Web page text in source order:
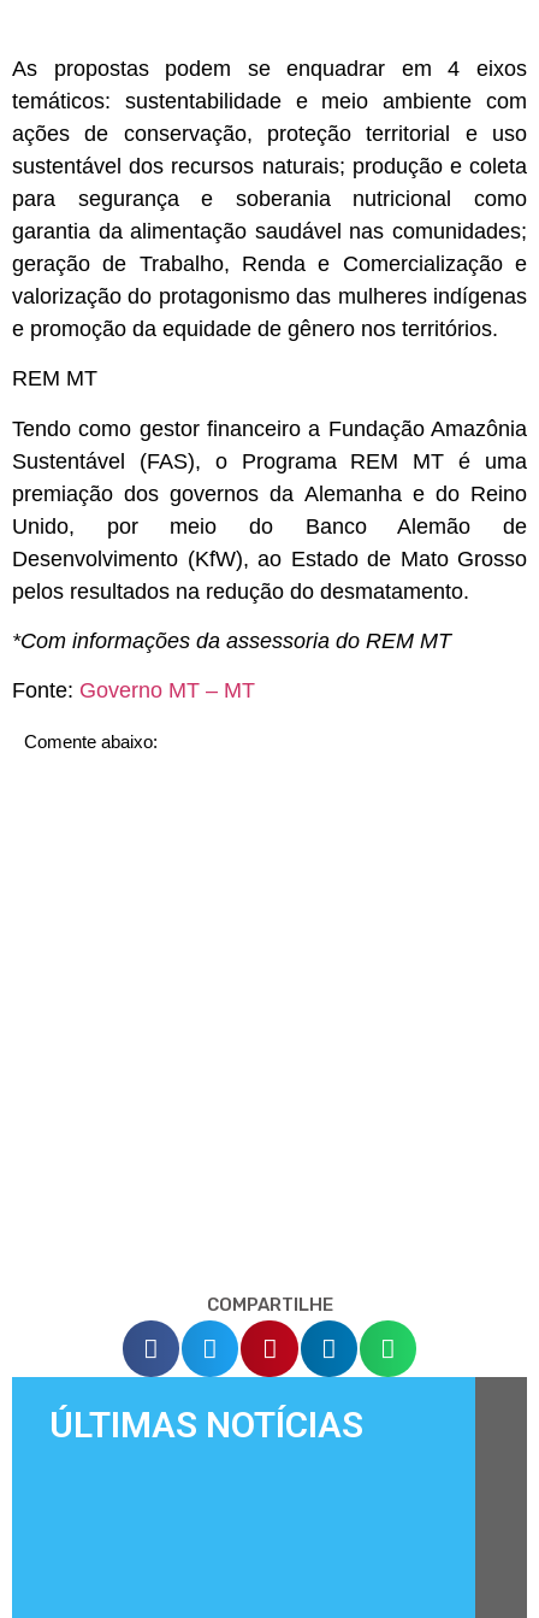
As propostas podem se enquadrar em 4 eixos
temáticos: sustentabilidade e meio ambiente com
ações de conservação, proteção territorial e uso
sustentável dos recursos naturais; produção e coleta
para segurança e soberania nutricional como
garantia da alimentação saudável nas comunidades;
geração de Trabalho, Renda e Comercialização e
valorização do protagonismo das mulheres indígenas
e promoção da equidade de gênero nos territórios.
REM MT
Tendo como gestor financeiro a Fundação Amazônia
Sustentável (FAS), o Programa REM MT é uma
premiação dos governos da Alemanha e do Reino
Unido, por meio do Banco Alemão de
Desenvolvimento (KfW), ao Estado de Mato Grosso
pelos resultados na redução do desmatamento.
*Com informações da assessoria do REM MT
Fonte: Governo MT – MT
Comente abaixo:
COMPARTILHE
ÚLTIMAS NOTÍCIAS